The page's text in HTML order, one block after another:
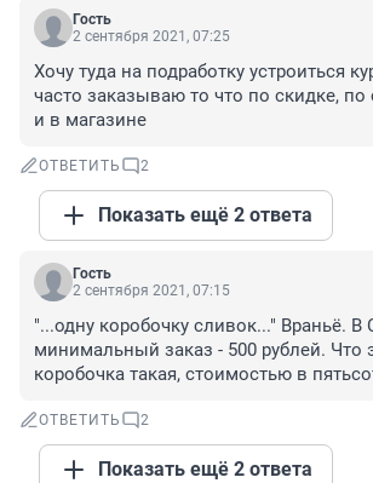
Гость
2 сентября 2021, 07:25
Хочу туда на подработку устроиться
часто заказываю то что по скидке, по
и в магазине
ОТВЕТИТЬ 2
Показать ещё 2 ответа
Гость
2 сентября 2021, 07:15
"...одну коробочку сливок..." Враньё. В
минимальный заказ - 500 рублей. Что
коробочка такая, стоимостью в
ОТВЕТИТЬ 2
Показать ещё 2 ответа